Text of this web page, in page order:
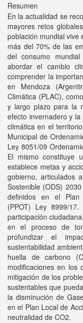
Resumen
En la actualidad se
mayores retos
población mundial vive
más del 70% de las
del consumo
abordar el cambio
comprender la
en Mendoza
Climática (PLAC),
y largo plazo para la
efecto invernadero y
climática en el
Municipal de
Ley 8051/09
El mismo constituye
establece metas y
gobierno, articulados
Sostenible (ODS)
definidos en el Plan
(PPOT) Ley 8999/
participación
en el proceso de
profundizar el
sustentabilidad
huella de carbono
modificaciones en los
mitigación de los
sustentables que
la disminución de
en el Plan Local de
neutralidad de CO2.